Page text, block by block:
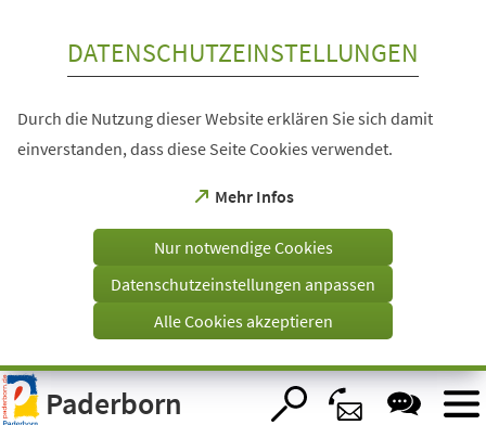
Visuelle
Assistenzsoftware
öffnen.
DATENSCHUTZEINSTELLUNGEN
Durch die Nutzung dieser Website erklären Sie sich damit
einverstanden, dass diese Seite Cookies verwendet.
Mehr Infos
(Öffnet
einem
Tab)
Nur notwendige Cookies
Datenschutzeinstellungen anpassen
Alle Cookies akzeptieren
Paderborn